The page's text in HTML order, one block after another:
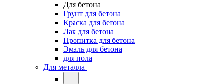
Для бетона
Грунт для бетона
Краска для бетона
Лак для бетона
Пропитка для бетона
Эмаль для бетона
для пола
Для металла